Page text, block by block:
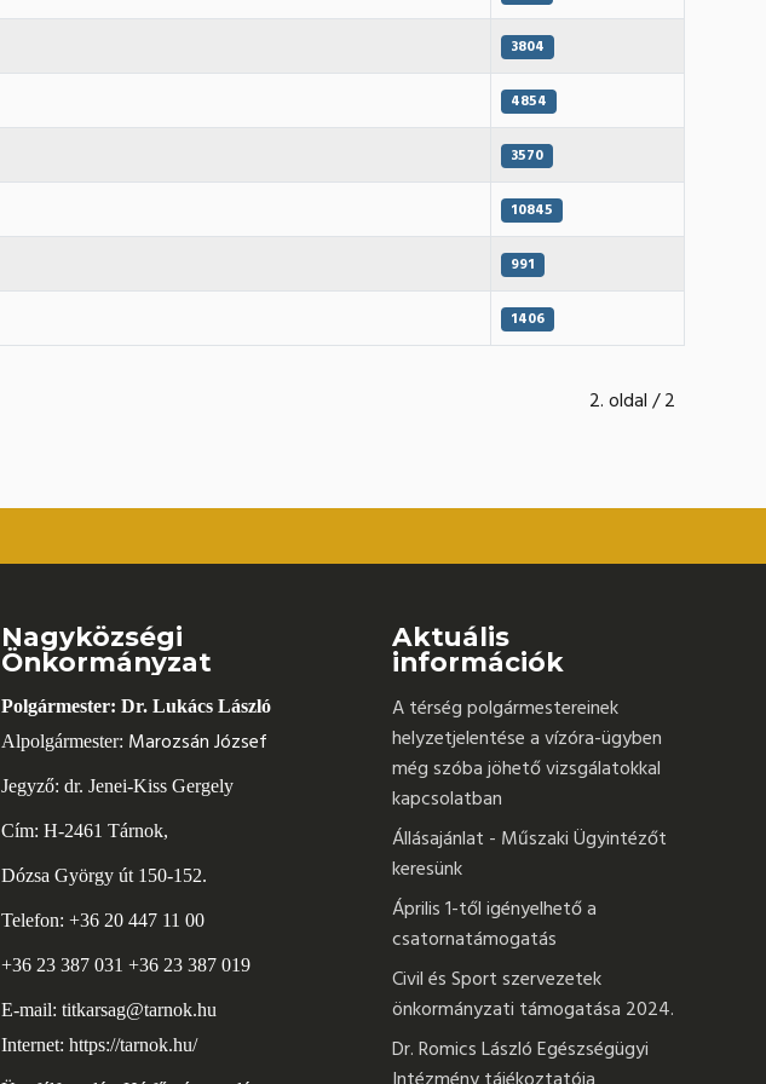
3804
4854
3570
10845
991
1406
2. oldal / 2
Nagyközségi
Önkormányzat
Polgármester: Dr. Lukács László
Alpolgármester: Marozsán József
Jegyző: dr. Jenei-Kiss Gergely
Cím: H-2461 Tárnok,
Dózsa György út 150-152.
Telefon: +36 20 447 11 00
+36 23 387 031 +36 23 387 019
E-mail: titkarsag@tarnok.hu
Internet: https://tarnok.hu/
Aktuális
információk
A térség polgármestereinek
helyzetjelentése a vízóra-ügyben
még szóba jöhető vizsgálatokkal
kapcsolatban
Állásajánlat - Műszaki Ügyintézőt
keresünk
Április 1-től igényelhető a
csatornatámogatás
Civil és Sport szervezetek
önkormányzati támogatása 2024.
Dr. Romics László Egészségügyi